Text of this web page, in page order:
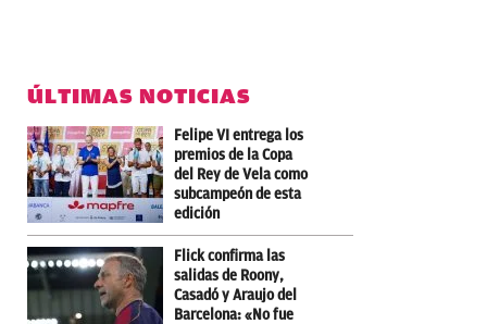
ÚLTIMAS NOTICIAS
Felipe VI entrega los
premios de la Copa
del Rey de Vela como
subcampeón de esta
edición
Flick confirma las
salidas de Roony,
Casadó y Araujo del
Barcelona: «No fue